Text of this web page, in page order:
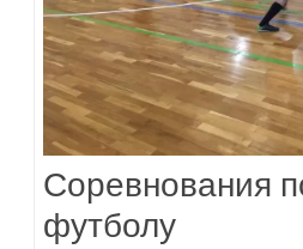
Соревнования
футболу